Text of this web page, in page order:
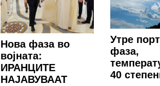
Нова фаза во
војната:
ИРАНЦИТЕ
НАЈАВУВААТ
Утре
фаза,
40